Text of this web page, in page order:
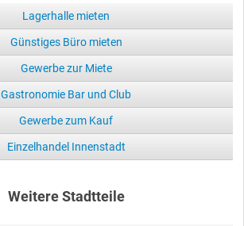
Lagerhalle mieten
Günstiges Büro mieten
Gewerbe zur Miete
Gastronomie Bar und Club
Gewerbe zum Kauf
Einzelhandel Innenstadt
Weitere Stadtteile